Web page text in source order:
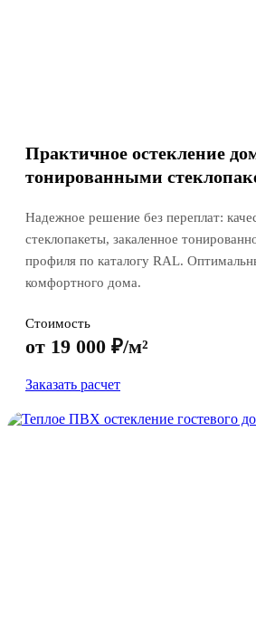
Практичное остекление
тонированными
Надежное решение без переплат:
стеклопакеты, закаленное
профиля по каталогу RAL.
комфортного дома.
Стоимость
от 19 000 ₽/м²
Заказать расчет